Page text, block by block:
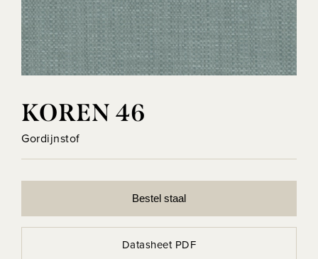
KOREN 46
Gordijnstof
Bestel staal
Datasheet PDF